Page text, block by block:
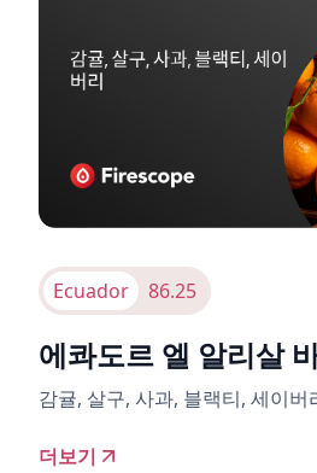
Ecuador 86.25
에콰도르 엘 알리살
감귤, 살구, 사과, 블랙티, 세이버
더보기